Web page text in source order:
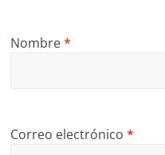
Nombre*
Correo electrónico*